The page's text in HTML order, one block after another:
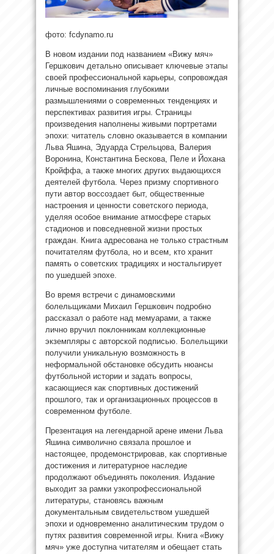
фото: fcdynamo.ru
В новом издании под названием «Вижу мяч»
Гершкович детально описывает ключевые этапы
своей профессиональной карьеры, сопровождая
личные воспоминания глубокими
размышлениями о современных тенденциях и
перспективах развития игры. Страницы
произведения наполнены живыми портретами
эпохи: читатель словно оказывается в компании
Льва Яшина, Эдуарда Стрельцова, Валерия
Воронина, Константина Бескова, Пеле и Йохана
Кройффа, а также многих других выдающихся
деятелей футбола. Через призму спортивного
пути автор воссоздает быт, общественные
настроения и ценности советского периода,
уделяя особое внимание атмосфере старых
стадионов и повседневной жизни простых
граждан. Книга адресована не только страстным
почитателям футбола, но и всем, кто хранит
память о советских традициях и ностальгирует
по ушедшей эпохе.
Во время встречи с динамовскими
болельщиками Михаил Гершкович подробно
рассказал о работе над мемуарами, а также
лично вручил поклонникам коллекционные
экземпляры с авторской подписью. Болельщики
получили уникальную возможность в
неформальной обстановке обсудить нюансы
футбольной истории и задать вопросы,
касающиеся как спортивных достижений
прошлого, так и организационных процессов в
современном футболе.
Презентация на легендарной арене имени Льва
Яшина символично связала прошлое и
настоящее, продемонстрировав, как спортивные
достижения и литературное наследие
продолжают объединять поколения. Издание
выходит за рамки узкопрофессиональной
литературы, становясь важным
документальным свидетельством ушедшей
эпохи и одновременно аналитическим трудом о
путях развития современной игры. Книга «Вижу
мяч» уже доступна читателям и обещает стать